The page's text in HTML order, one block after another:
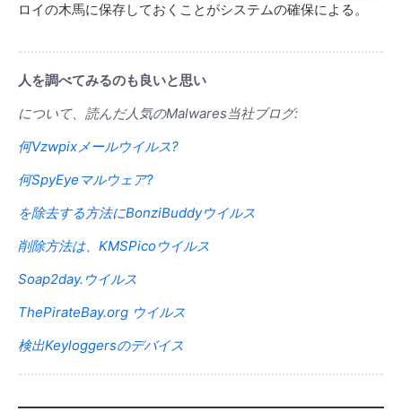
ロイの木馬に保存しておくことがシステムの確保による。
人を調べてみるのも良いと思い
について、読んだ人気のMalwares当社ブログ:
何Vzwpixメールウイルス?
何SpyEyeマルウェア?
を除去する方法にBonziBuddyウイルス
削除方法は、KMSPicoウイルス
Soap2day.ウイルス
ThePirateBay.org ウイルス
検出Keyloggersのデバイス